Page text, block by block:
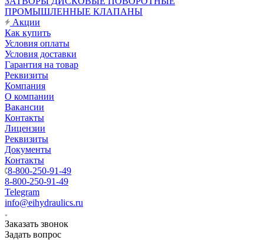
ПРОМЫШЛЕННЫЕ КЛАПАНЫ
Акции
Как купить
Условия оплаты
Условия доставки
Гарантия на товар
Реквизиты
Компания
О компании
Вакансии
Контакты
Лицензии
Реквизиты
Документы
Контакты
8-800-250-91-49
8-800-250-91-49
Telegram
info@eihydraulics.ru
Заказать звонок
Задать вопрос